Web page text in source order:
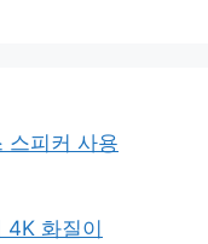
스피커 사용
4K 화질이